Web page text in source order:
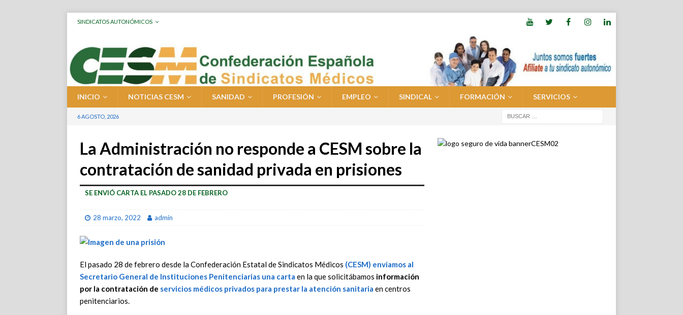
SINDICATOS AUTONÓMICOS
INICIO NOTICIAS CESM SANIDAD PROFESIÓN EMPLEO SINDICAL FORMACIÓN SERVICIOS
6 AGOSTO, 2026
La Administración no responde a CESM sobre la
contratación de sanidad privada en prisiones
SE ENVIÓ CARTA EL PASADO 28 DE FEBRERO
28 marzo, 2022 admin
El pasado 28 de febrero desde la Confederación Estatal de Sindicatos Médicos (CESM) enviamos al
Secretario General de Instituciones Penitenciarias una carta en la que solicitábamos información
por la contratación de servicios médicos privados para prestar la atención sanitaria en centros
penitenciarios.